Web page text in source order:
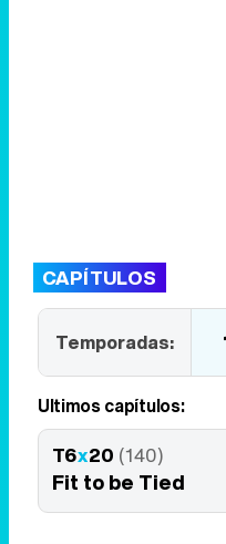
CAPÍTULOS
Temporadas:
Últimos capítulos:
T6x20 (140)
Fit to be Tied